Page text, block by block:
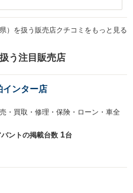
）を扱う販売店クチコミをもっと見る
う注目販売店
ンター店
・買取・修理・保険・ローン・車全
ントの掲載台数 1台